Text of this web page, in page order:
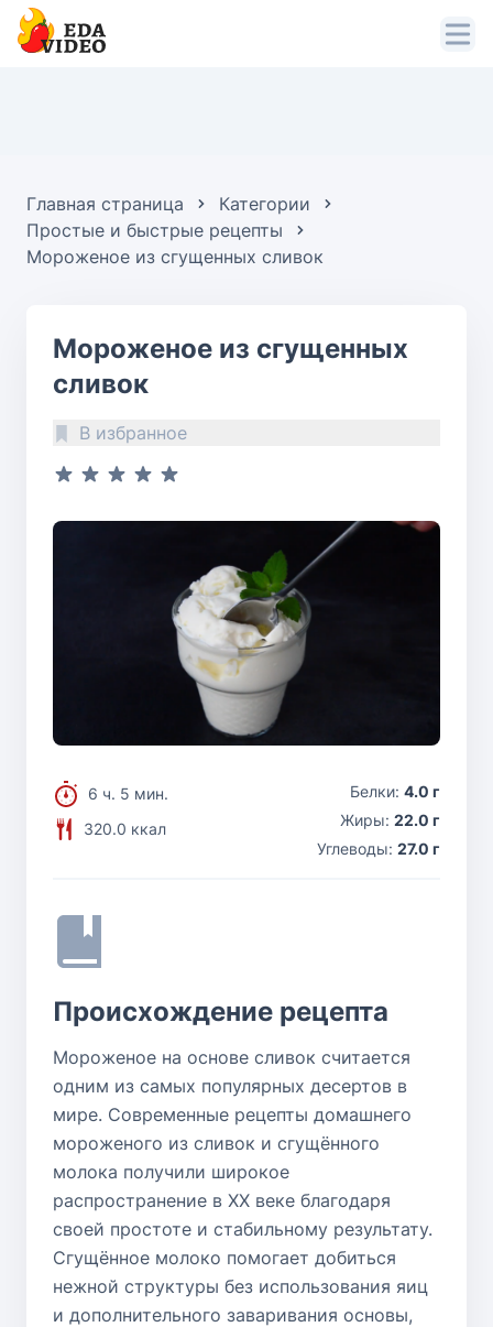
Главная страница
Категории
Простые и быстрые рецепты
Мороженое из сгущенных сливок
Мороженое из сгущенных
сливок
В избранное
6 ч. 5 мин.
320.0 ккал
Белки: 4.0 г
Жиры: 22.0 г
Углеводы: 27.0 г
Происхождение рецепта
Мороженое на основе сливок считается
одним из самых популярных десертов в
мире. Современные рецепты домашнего
мороженого из сливок и сгущённого
молока получили широкое
распространение в XX веке благодаря
своей простоте и стабильному результату.
Сгущённое молоко помогает добиться
нежной структуры без использования яиц
и дополнительного заваривания основы,